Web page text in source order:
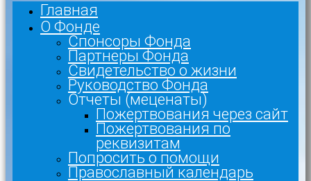
Главная
О Фонде
Спонсоры Фонда
Партнеры Фонда
Свидетельство о жизни
Руководство Фонда
Отчеты (меценаты)
Пожертвования через сайт
Пожертвования по
реквизитам
Попросить о помощи
Православный календарь